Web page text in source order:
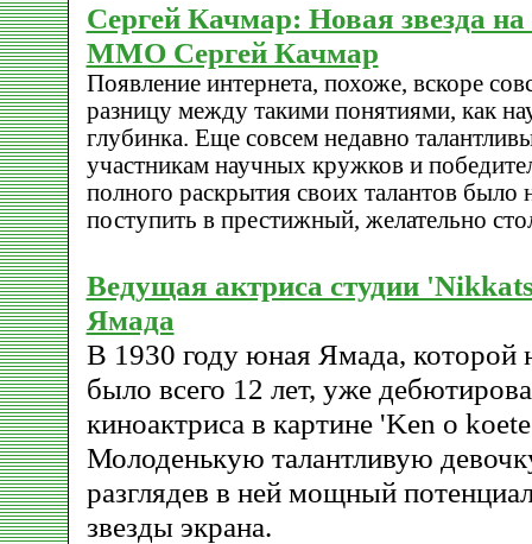
Сергей Качмар: Новая звезда на
ММО Сергей Качмар
Появление интернета, похоже, вскоре
разницу между такими понятиями, как
глубинка. Еще совсем недавно
участникам научных кружков и
полного раскрытия своих талантов было
поступить в престижный, желательно
Ведущая актриса студии
Ямада
В 1930 году юная Ямада, которой
было всего 12 лет, уже
киноактриса в картине 'Ken o
Молоденькую талантливую
разглядев в ней мощный
звезды экрана.